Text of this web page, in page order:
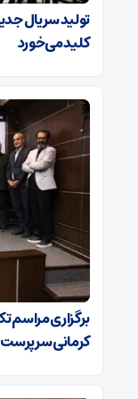
تولید سریال
کلید می‌خورد
برگزاری مراسم
کرمانی